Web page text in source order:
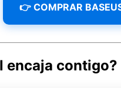
👉 COMPRAR
encaja contigo?